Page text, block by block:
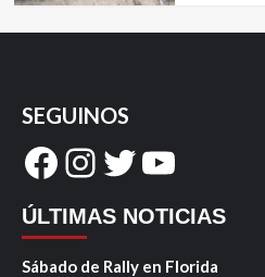
SEGUINOS
Facebook
Instagram
Twitter
YouTube
ÚLTIMAS NOTICIAS
Sábado de Rally en Florida